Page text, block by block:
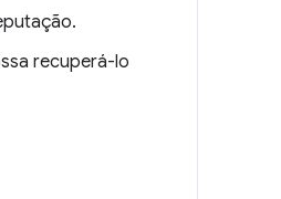
recuperá-lo